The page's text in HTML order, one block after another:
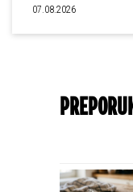
07.08.2026